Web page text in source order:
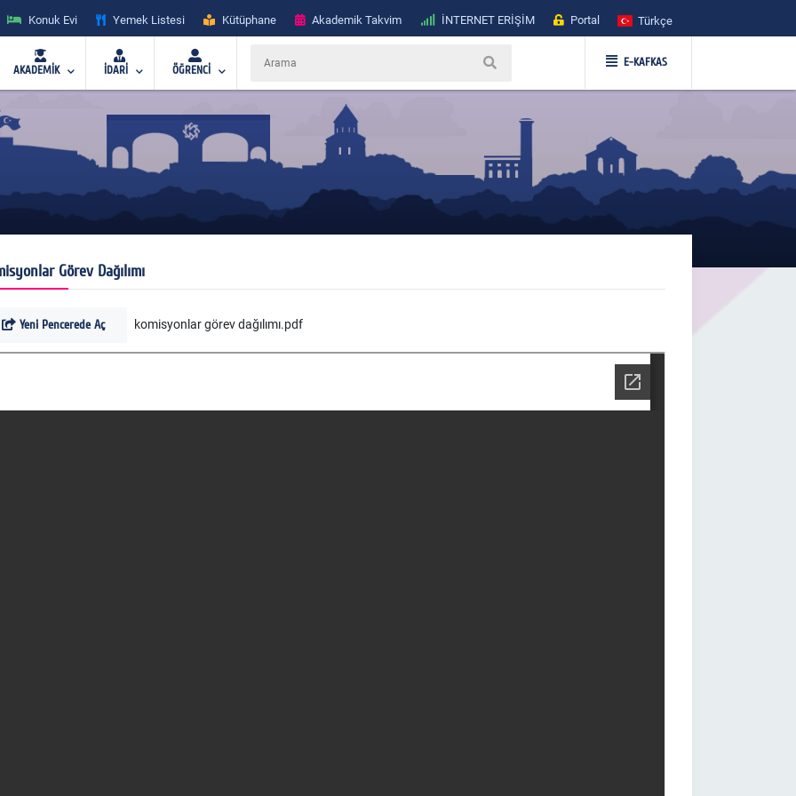
Konuk Evi Yemek Listesi Kütüphane Akademik Takvim İNTERNET ERİŞİM Portal Türkçe
AKADEMİK İDARİ ÖĞRENCİ
E-KAFKAS
Görev Dağılımı
Yeni Pencerede Aç komisyonlar görev dağılımı.pdf